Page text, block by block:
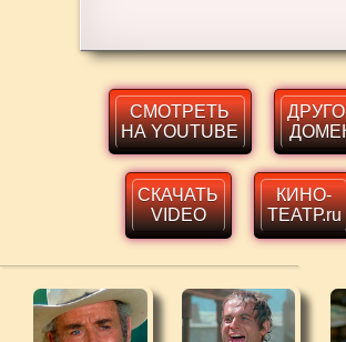
СМОТРЕТЬ
НА YOUTUBE
СКАЧАТЬ
VIDEO
КИНО-
ТЕАТР.ru